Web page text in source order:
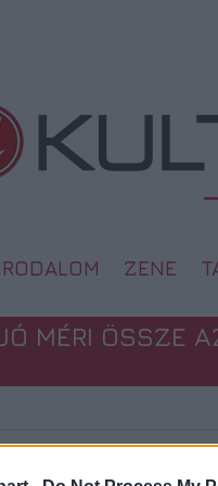
IRODALOM ZENE
MÉRI ÖSSZE